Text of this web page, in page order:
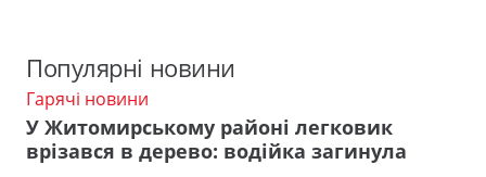
Популярні новини
Гарячі новини
У Житомирському районі легковик
врізався в дерево: водійка загинула